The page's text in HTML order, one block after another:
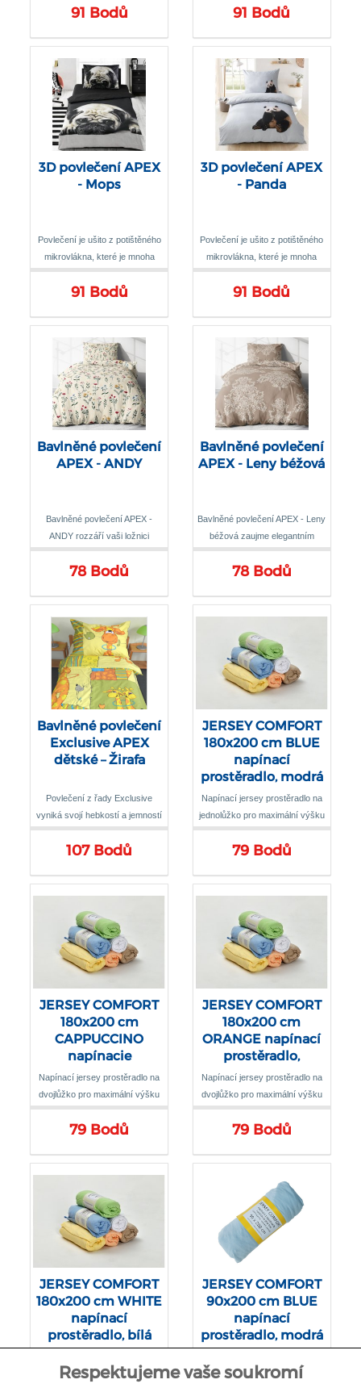
91 Bodů
kvalitou a inovativním designem
91 Bodů
3D povlečení APEX
- Mops
Povlečení je ušito z potištěného
mikrovlákna, které je mnoha
odborníky označováno
materiálem budoucnosti
91 Bodů
3D povlečení APEX
- Panda
Povlečení je ušito z potištěného
mikrovlákna, které je mnoha
odborníky označováno
materiálem budoucnosti
91 Bodů
Bavlněné povlečení
APEX - ANDY
Bavlněné povlečení APEX -
ANDY rozzáří vaši ložnici
veselým květinovým vzorem
inspirovaným probouzející se
78 Bodů
Bavlněné povlečení
APEX - Leny béžová
Bavlněné povlečení APEX - Leny
béžová zaujme elegantním
vzorem v teplých hnědých
tónech, který dodá ložnici
78 Bodů
Bavlněné povlečení
Exclusive APEX
dětské – Žirafa
Povlečení z řady Exclusive
vyniká svojí hebkostí a jemností
upředených přízí, díky nimž je
materiál přirovnáván k sametu
107 Bodů
JERSEY COMFORT
180x200 cm BLUE
napínací
prostěradlo, modrá
Napínací jersey prostěradlo na
jednolůžko pro maximální výšku
matrace 22 cm
79 Bodů
JERSEY COMFORT
180x200 cm
CAPPUCCINO
napínacie
prestieradlo,
krémová
Napínací jersey prostěradlo na
dvojlůžko pro maximální výšku
matrace 22 cm
79 Bodů
JERSEY COMFORT
180x200 cm
ORANGE napínací
prostěradlo,
meruňková
Napínací jersey prostěradlo na
dvojlůžko pro maximální výšku
matrace 22 cm
79 Bodů
JERSEY COMFORT
180x200 cm WHITE
napínací
prostěradlo, bílá
dvojlůžko pro maximální výšku
JERSEY COMFORT
90x200 cm BLUE
napínací
prostěradlo, modrá
jednolůžko pro maximální výšku
Respektujeme vaše soukromí